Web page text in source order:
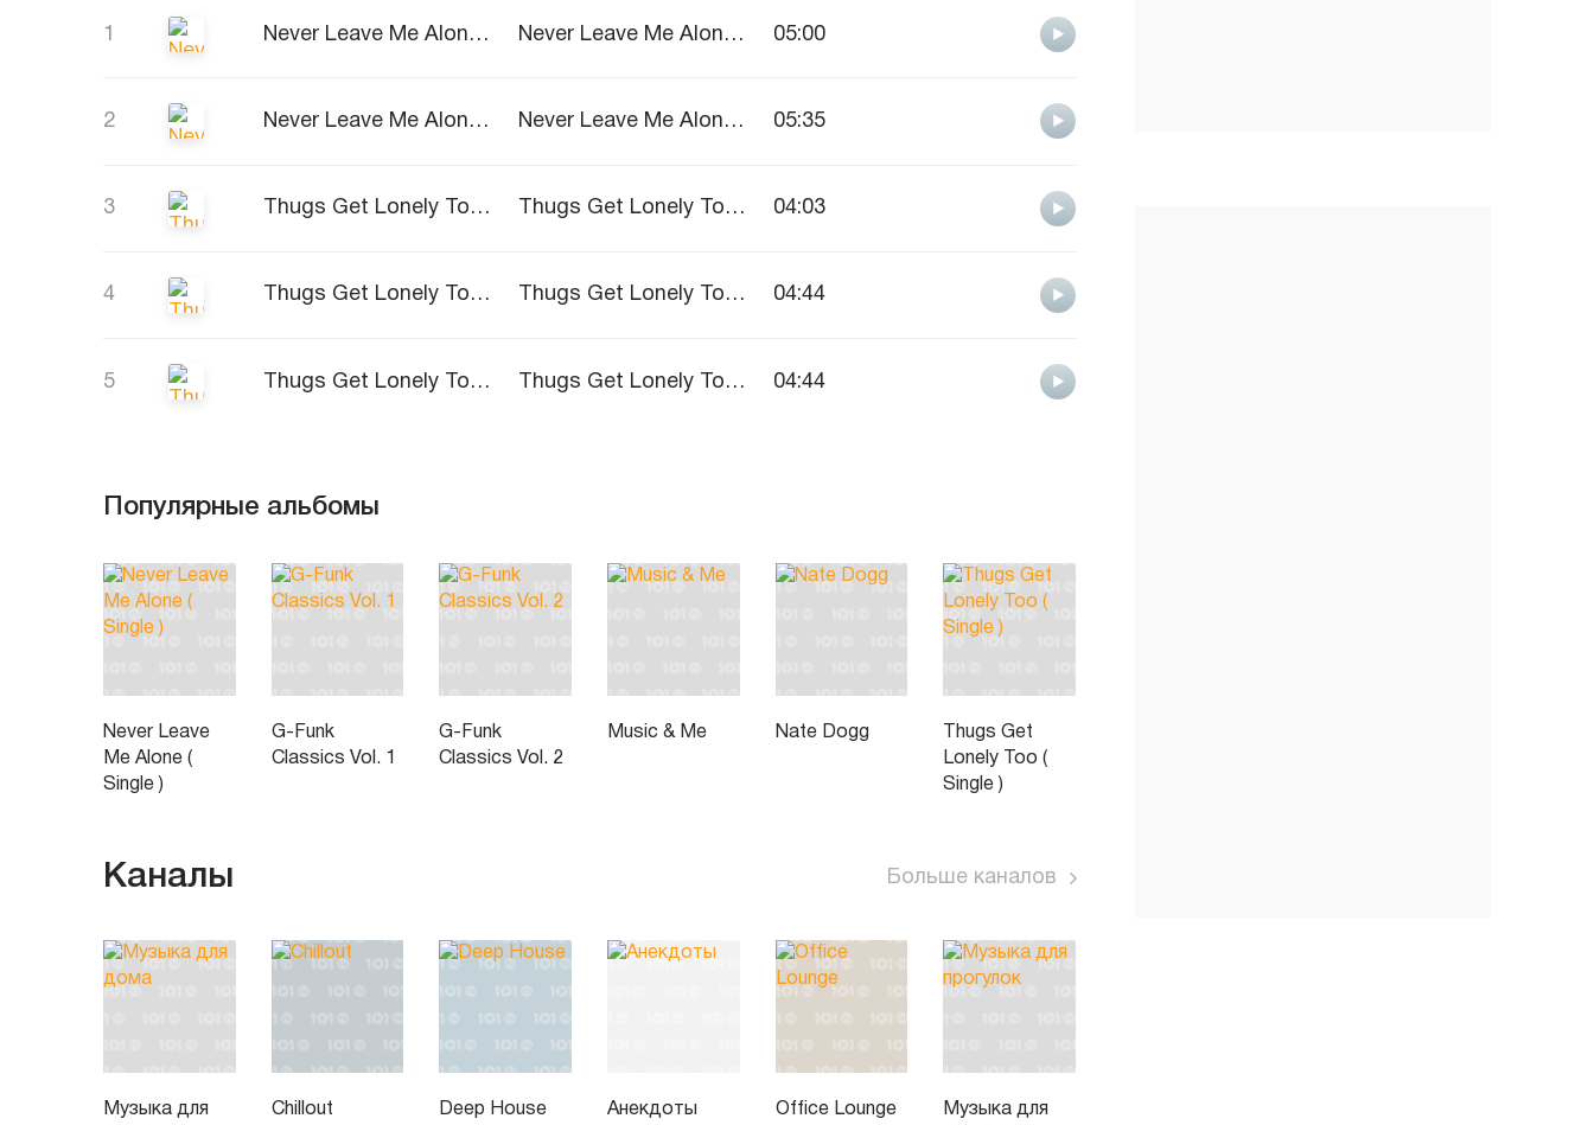
1 Never Leave Me Alone (Radio Edit) Never Leave Me Alone ( Single ) 05:00
2 Never Leave Me Alone (Instrumental) Never Leave Me Alone ( Single ) 05:35
3 Thugs Get Lonely Too (Radio) Thugs Get Lonely Too ( Single ) 04:03
4 Thugs Get Lonely Too (Clean Lp) Thugs Get Lonely Too ( Single ) 04:44
5 Thugs Get Lonely Too (Lp) Thugs Get Lonely Too ( Single ) 04:44
Популярные альбомы
Never Leave
Me Alone (
Single )
G-Funk
Classics Vol. 1
G-Funk
Classics Vol. 2
Music & Me Nate Dogg
Thugs Get
Lonely Too (
Single )
Каналы Больше каналов
Музыка для
Chillout Deep House Анекдоты Office Lounge
Музыка для